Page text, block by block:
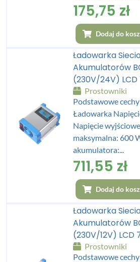
175,75 zł
Dodaj do
Ładowarka
Akumulatorów
(230V/24V)
Prostowniki
Podstawowe
Ładowarka
Napięcie
maksymalna: 600
akumulatora:...
711,55 zł
Dodaj do
Ładowarka
Akumulatorów
(230V/12V) LCD
Prostowniki
Podstawowe